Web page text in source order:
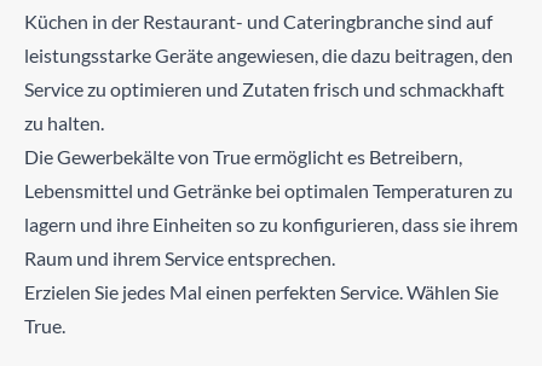
Küchen in der Restaurant- und Cateringbranche sind auf
leistungsstarke Geräte angewiesen, die dazu beitragen, den
Service zu optimieren und Zutaten frisch und schmackhaft
zu halten.
Die Gewerbekälte von True ermöglicht es Betreibern,
Lebensmittel und Getränke bei optimalen Temperaturen zu
lagern und ihre Einheiten so zu konfigurieren, dass sie ihrem
Raum und ihrem Service entsprechen.
Erzielen Sie jedes Mal einen perfekten Service. Wählen Sie
True.